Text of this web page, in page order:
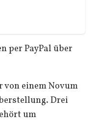
per PayPal über
von einem Novum
Drei
um